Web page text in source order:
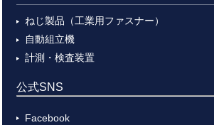
ねじ製品（工業用ファスナー）
自動組立機
計測・検査装置
公式SNS
Facebook